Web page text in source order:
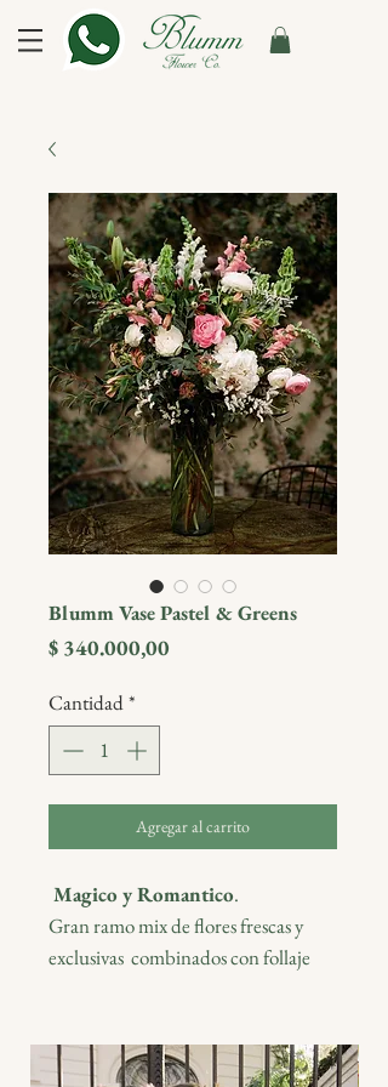
Blumm Vase Pastel & Greens
$ 340.000,00
Cantidad*
Agregar al carrito
Magico y Romantico.
Gran ramo mix de flores frescas y
exclusivas combinados con follaje
de alto.